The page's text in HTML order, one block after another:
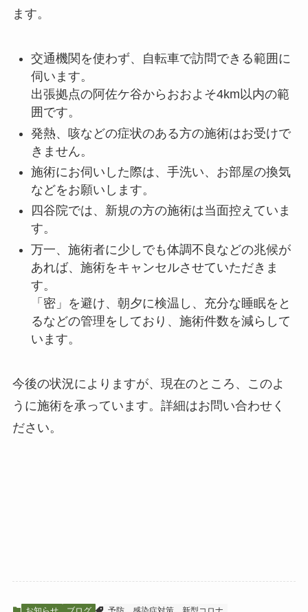
ます。
交通機関を使わず、自転車で訪問できる範囲に
伺います。
出張拠点の阿佐ケ谷からおおよそ4km以内の範
囲です。
発熱、咳などの症状のある方の施術はお受けで
きません。
施術にお伺いした際は、手洗い、お部屋の換気
などをお願いします。
四谷院では、新規の方の施術は当面控えていま
す。
万一、施術者に少しでも体調不良などの兆候が
あれば、施術をキャンセルさせていただきま
す。
「密」を避け、朝夕に検温し、充分な睡眠をと
るなどの管理をしており、施術件数を減らして
います。
今後の状況によりますが、現在のところ、このよ
うに施術を承っています。詳細はお問い合わせく
ださい。